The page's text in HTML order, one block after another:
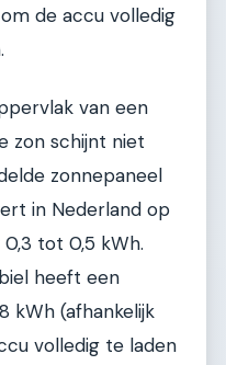
de accu volledig
van een
zon schijnt niet
zonnepaneel
in Nederland op
tot 0,5 kWh.
heeft een
kWh (afhankelijk
volledig te laden